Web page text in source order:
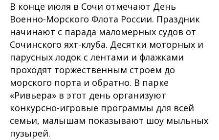
В конце июля в Сочи отмечают День
Военно-Морского Флота России. Праздник
начинают с парада маломерных судов от
Сочинского яхт-клуба. Десятки моторных и
парусных лодок с лентами и флажками
проходят торжественным строем до
морского порта и обратно. В парке
«Ривьера» в этот день организуют
конкурсно-игровые программы для всей
семьи, малышам показывают шоу мыльных
пузырей.